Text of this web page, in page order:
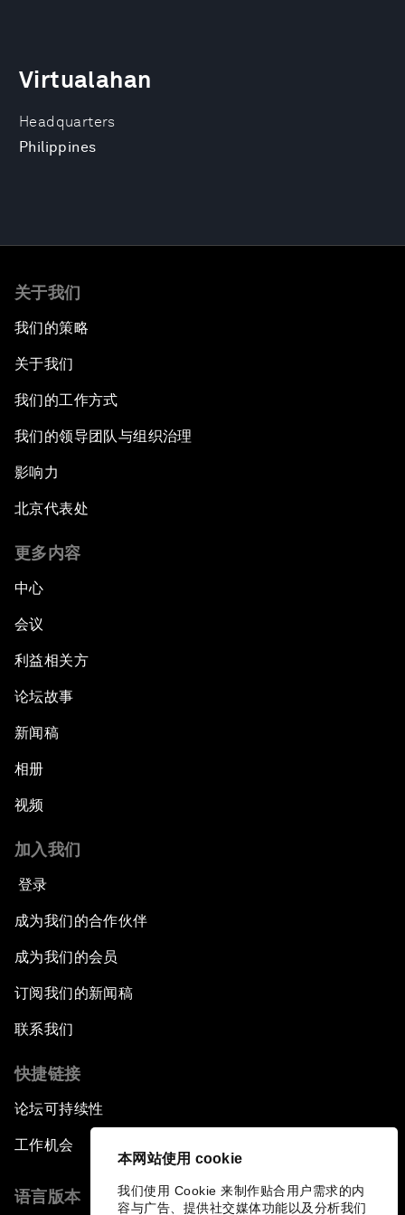
本网站使用 cookie
我们使用 Cookie 来制作贴合用户需求的内
容与广告、提供社交媒体功能以及分析我们
Headquarters
Philippines
Virtualahan
关于我们
我们的策略
关于我们
我们的工作方式
我们的领导团队与组织治理
影响力
北京代表处
更多内容
中心
会议
利益相关方
论坛故事
新闻稿
相册
视频
加入我们
登录
成为我们的合作伙伴
成为我们的会员
订阅我们的新闻稿
联系我们
快捷链接
论坛可持续性
工作机会
语言版本